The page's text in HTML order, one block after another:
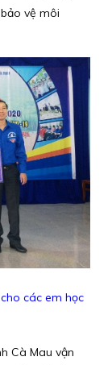
vệ môi
các em học
Cà Mau vận